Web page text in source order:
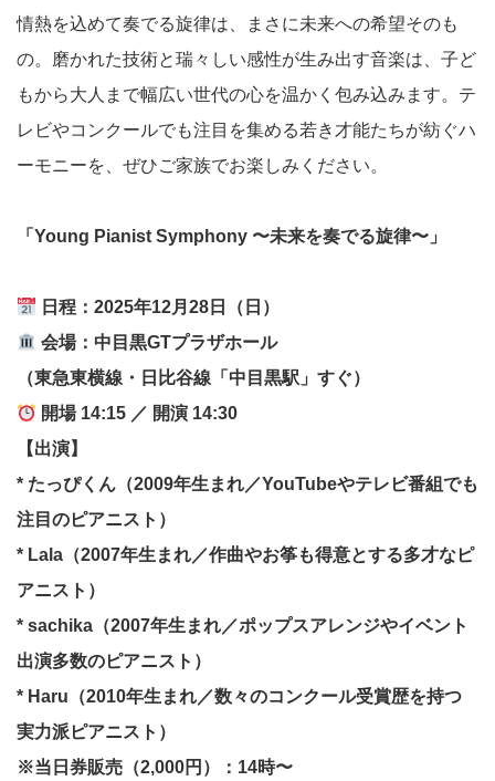
情熱を込めて奏でる旋律は、まさに未来への希望そのも
の。磨かれた技術と瑞々しい感性が生み出す音楽は、子ど
もから大人まで幅広い世代の心を温かく包み込みます。テ
レビやコンクールでも注目を集める若き才能たちが紡ぐハ
ーモニーを、ぜひご家族でお楽しみください。
「Young Pianist Symphony 〜未来を奏でる旋律〜」
日程：2025年12月28日（日）
会場： 中目黒GTプラザホール
（東急東横線・日比谷線「中目黒駅」すぐ）
開場 14:15 ／ 開演 14:30
【出演】
* たっぴくん（2009年生まれ／YouTubeやテレビ番組でも
注目のピアニスト）
* Lala（2007年生まれ／作曲やお筝も得意とする多才なピ
アニスト）
* sachika（2007年生まれ／ポップスアレンジやイベント
出演多数のピアニスト）
* Haru（2010年生まれ／数々のコンクール受賞歴を持つ
実力派ピアニスト）
※当日券販売（2,000円）：14時〜